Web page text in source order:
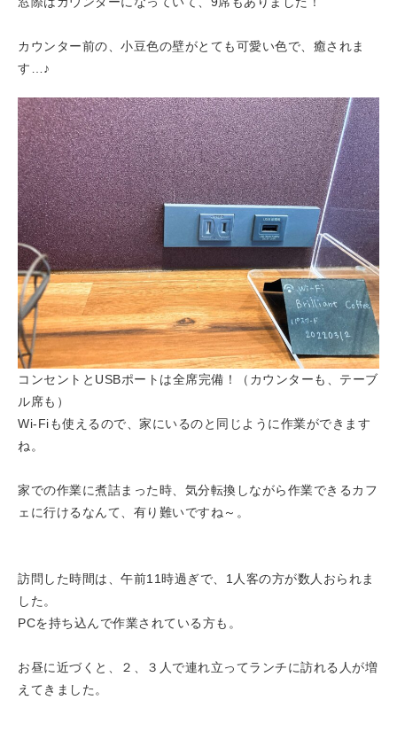
カウンター前の、小豆色の壁がとても可愛い色で、癒されま
す…♪
コンセントとUSBポートは全席完備！（カウンターも、テーブ
ル席も）
Wi-Fiも使えるので、家にいるのと同じように作業ができます
ね。
家での作業に煮詰まった時、気分転換しながら作業できるカフ
ェに行けるなんて、有り難いですね～。
訪問した時間は、午前11時過ぎで、1人客の方が数人おられま
した。
PCを持ち込んで作業されている方も。
お昼に近づくと、２、３人で連れ立ってランチに訪れる人が増
えてきました。